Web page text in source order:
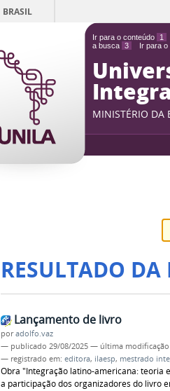
Ir para o conteúdo 1
a busca 3 Ir para o
BRASIL
MINISTÉRIO DA
RESULTADO DA
Lançamento de livro
poradolfo.vaz
— publicado 29/08/2025 — última modificação
— registrado em: editora, ilaesp, mestrado
Obra "Integração latino-americana: teoria
a participação dos organizadores do livro